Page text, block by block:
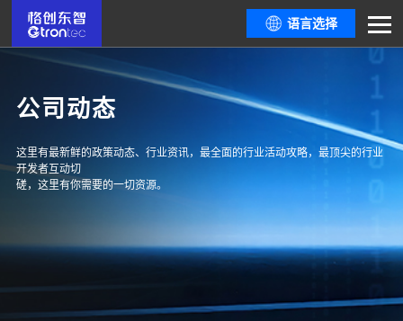
语言选择
公司动态
这里有最新鲜的政策动态、行业资讯，最全面的行业活动攻略，最顶尖的行业
开发者互动切
磋，这里有你需要的一切资源。